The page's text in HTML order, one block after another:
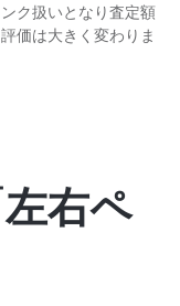
ク扱いとなり査定額
価は大きく変わりま
右ペ